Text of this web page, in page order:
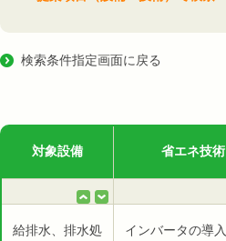
検索条件指定画面に戻る
対象設備 省エネ技術
給排水、排水処
インバータの導入